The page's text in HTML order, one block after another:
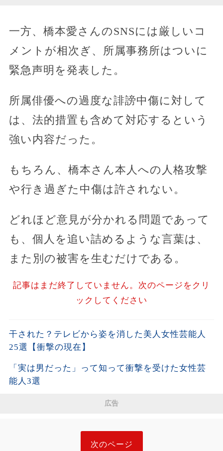
一方、橋本愛さんのSNSには厳しいコ
メントが相次ぎ、所属事務所はついに
緊急声明を発表した。
所属俳優への過度な誹謗中傷に対して
は、法的措置も含めて対応するという
強い内容だった。
もちろん、橋本さん本人への人格攻撃
や行き過ぎた中傷は許されない。
どれほど意見が分かれる問題であって
も、個人を追い詰めるような言葉は、
また別の被害を生むだけである。
記事はまだ終了していません。次のページをクリ
ックしてください
干された？テレビから姿を消した美人女性芸能人
25選【衝撃の現在】
「実は男だった」って知って衝撃を受けた女性芸
能人3選
広告
次のページ